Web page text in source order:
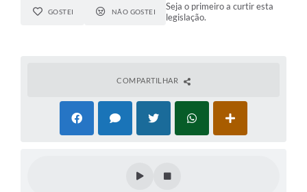
GOSTEI NÃO GOSTEI
Seja o primeiro a curtir esta
legislação.
COMPARTILHAR